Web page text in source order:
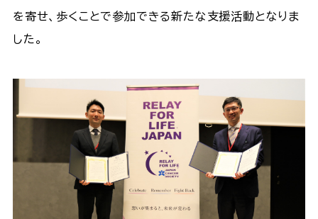
を寄せ、歩くことで参加できる新たな支援活動となりま
した。